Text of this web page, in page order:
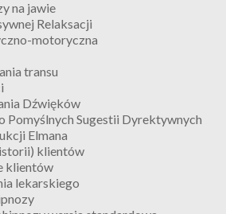
na jawie
Relaksacji
motoryczna
transu
Dźwięków
Pomyślnych Sugestii Dyrektywnych
Elmana
klientów
klientów
lekarskiego